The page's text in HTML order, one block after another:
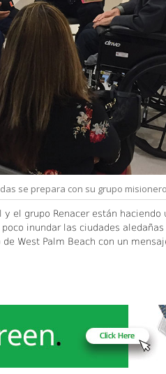
se prepara con su grupo
el grupo Renacer están
inundar las ciudades
West Palm Beach con un